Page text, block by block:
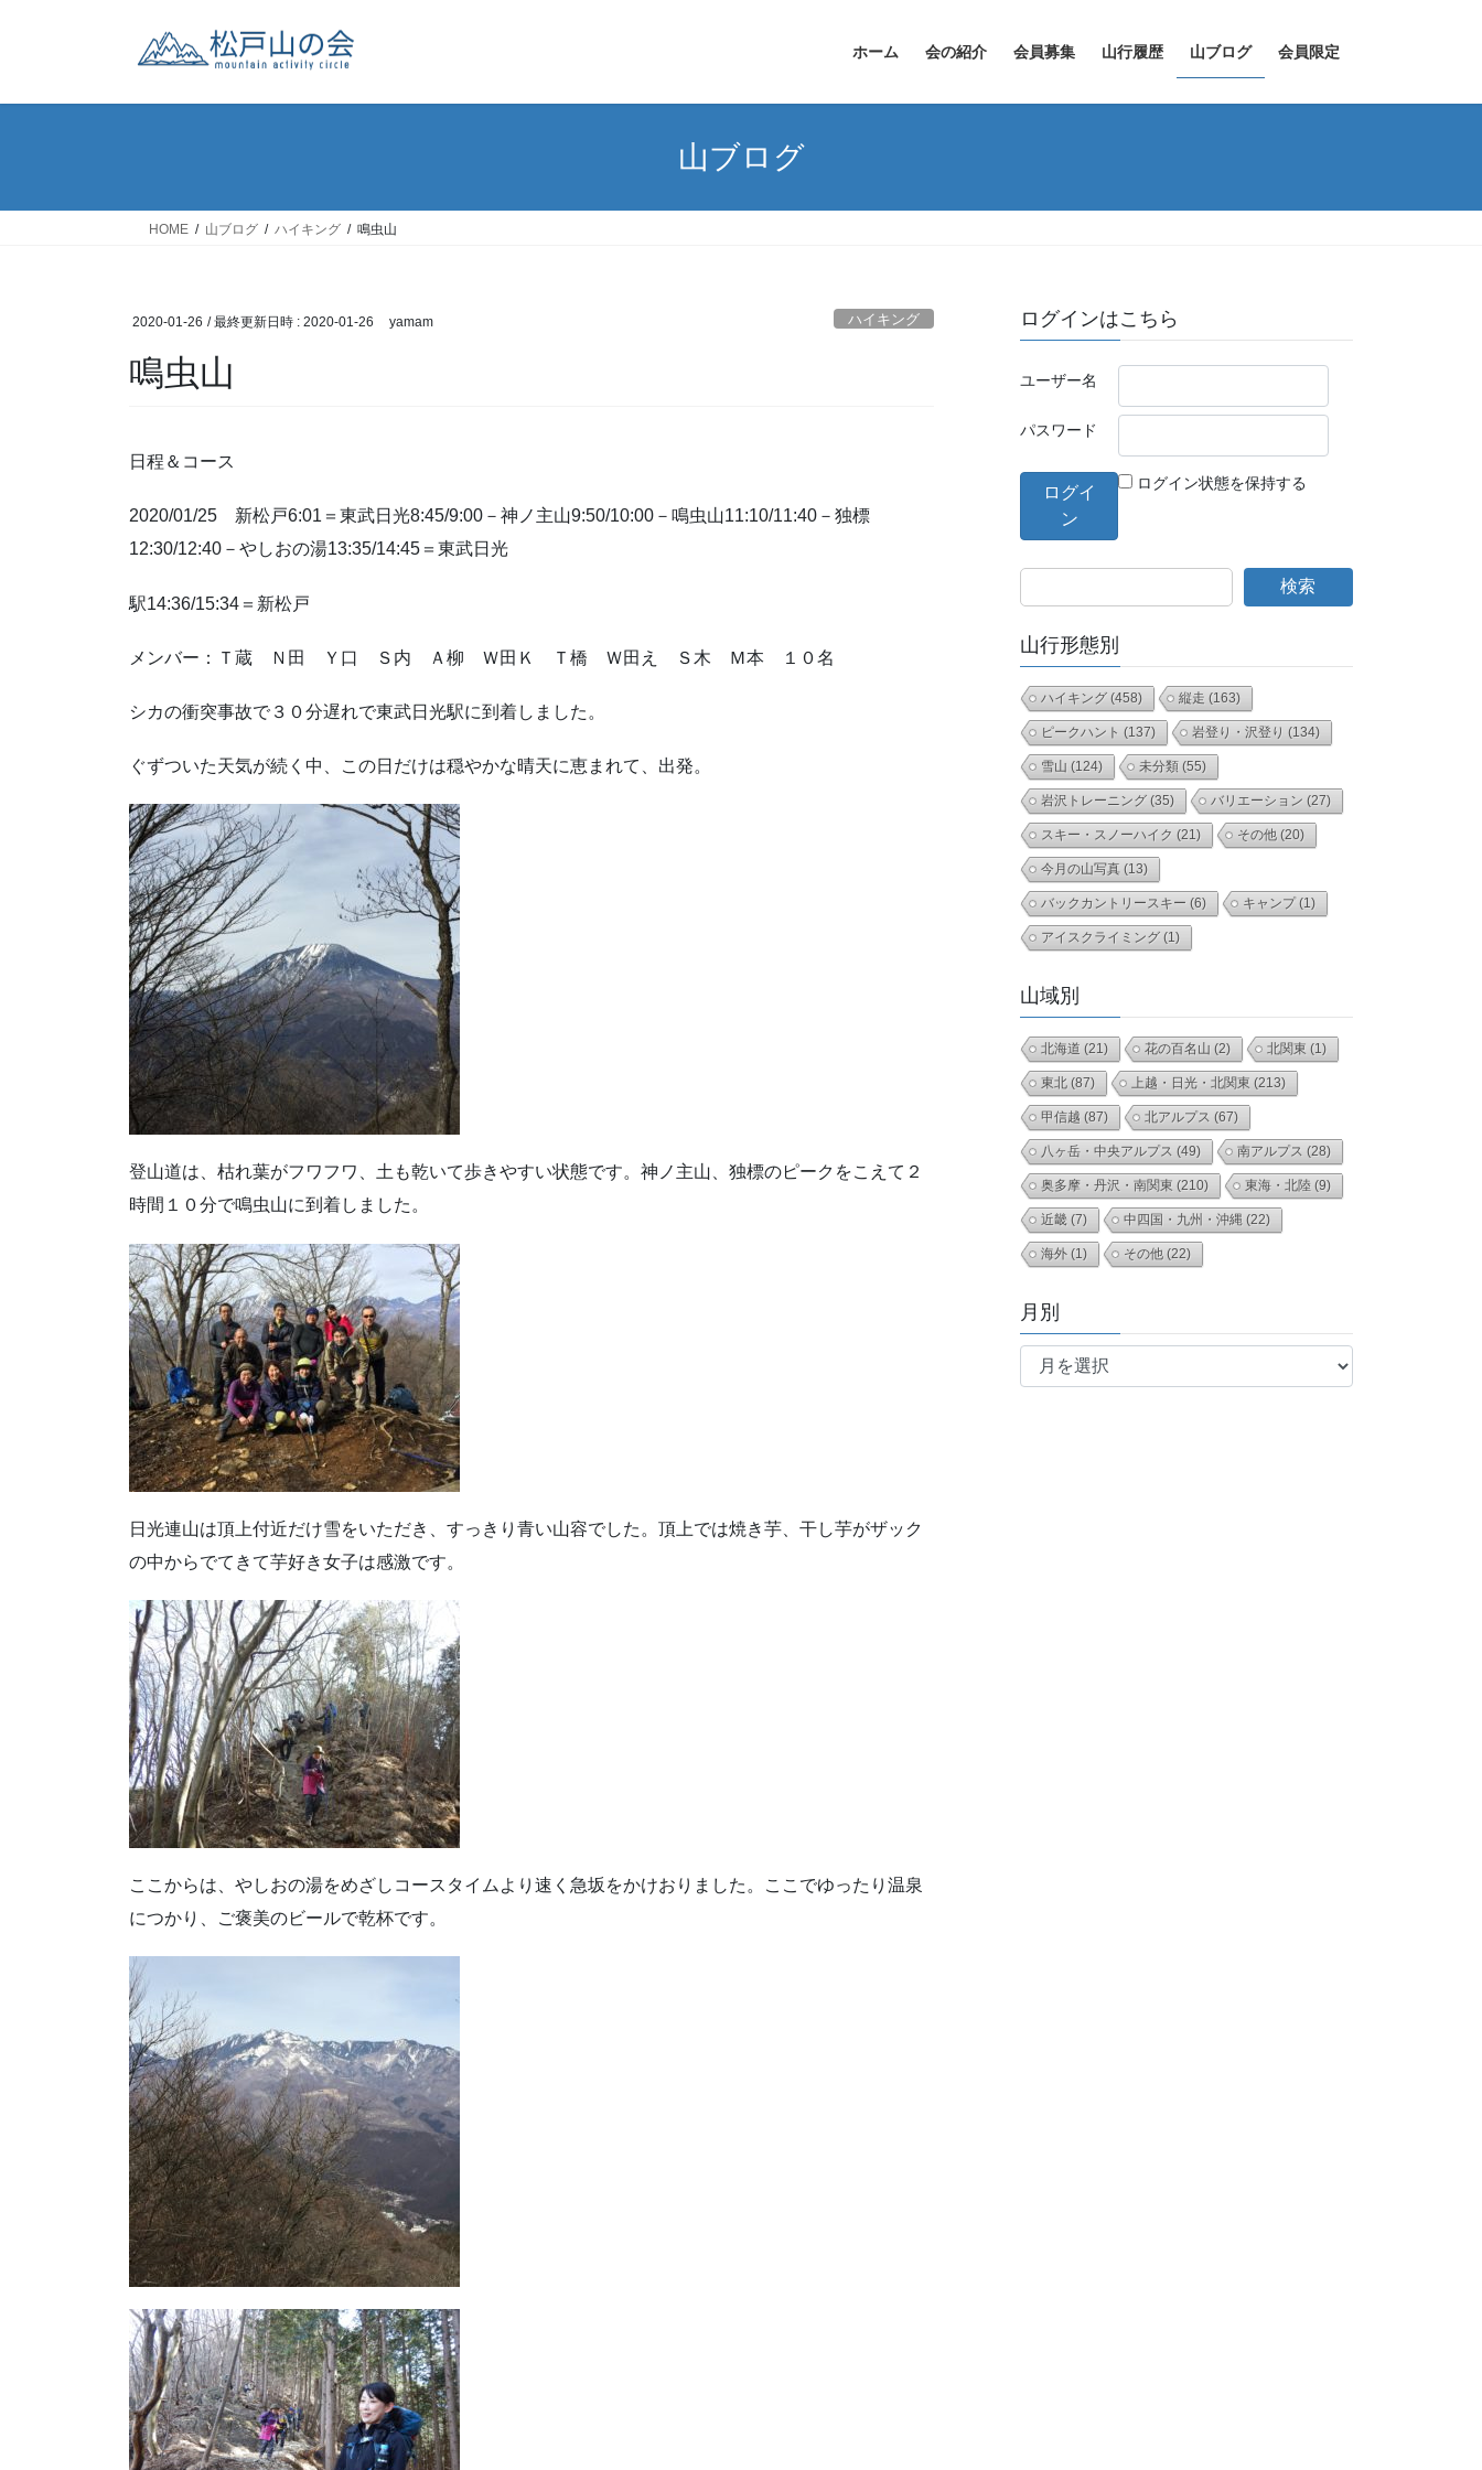
ホーム 会の紹介 会員募集 山行履歴 山ブログ 会員限定
山ブログ
HOME 山ブログ ハイキング 鳴虫山
2020-01-26 / 最終更新日時 : 2020-01-26 yamam ハイキング
鳴虫山
日程＆コース
2020/01/25 新松戸6:01＝東武日光8:45/9:00－神ノ主山9:50/10:00－鳴虫山11:10/11:40－独標
12:30/12:40－やしおの湯13:35/14:45＝東武日光
駅14:36/15:34＝新松戸
メンバー：Ｔ蔵 Ｎ田 Ｙ口 Ｓ内 Ａ柳 Ｗ田Ｋ Ｔ橋 Ｗ田え Ｓ木 Ｍ本 １０名
シカの衝突事故で３０分遅れで東武日光駅に到着しました。
ぐずついた天気が続く中、この日だけは穏やかな晴天に恵まれて、出発。
登山道は、枯れ葉がフワフワ、土も乾いて歩きやすい状態です。神ノ主山、独標のピークをこえて２
時間１０分で鳴虫山に到着しました。
日光連山は頂上付近だけ雪をいただき、すっきり青い山容でした。頂上では焼き芋、干し芋がザック
の中からでてきて芋好き女子は感激です。
ここからは、やしおの湯をめざしコースタイムより速く急坂をかけおりました。ここでゆったり温泉
につかり、ご褒美のビールで乾杯です。
ログインはこちら
ユーザー名
パスワード
ログイン状態を保持する
検索
山行形態別
ハイキング (458) 縦走 (163)
ピークハント (137) 岩登り・沢登り (134)
雪山 (124) 未分類 (55)
岩沢トレーニング (35) バリエーション (27)
スキー・スノーハイク (21) その他 (20)
今月の山写真 (13)
バックカントリースキー (6) キャンプ(1)
アイスクライミング (1)
山域別
北海道 (21) 花の百名山 (2) 北関東 (1)
東北 (87) 上越・日光・北関東 (213)
甲信越 (87) 北アルプス (67)
八ヶ岳・中央アルプス (49) 南アルプス (28)
奥多摩・丹沢・南関東 (210) 東海・北陸 (9)
近畿 (7) 中四国・九州・沖縄 (22)
海外 (1) その他 (22)
月別
月